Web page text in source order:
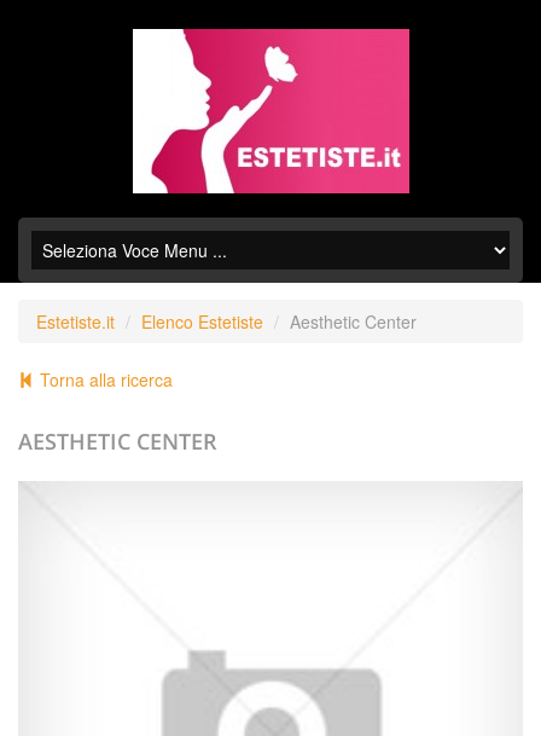
Estetiste.it Elenco Estetiste Aesthetic Center
Torna alla ricerca
AESTHETIC CENTER